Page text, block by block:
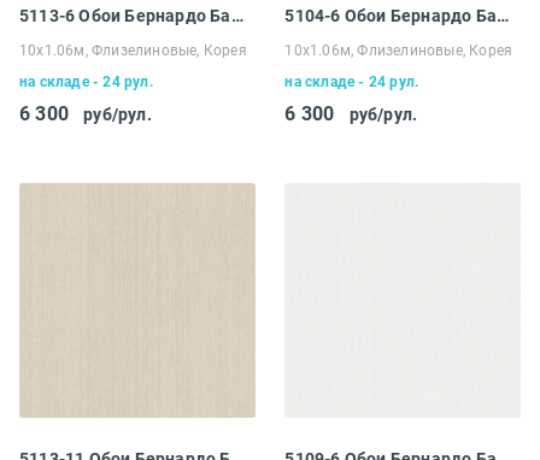
5113-6 Обои Бернардо Барталуччи Абрузо
10х1.06м, Флизелиновые, Корея
на складе - 24 рул.
6 300 руб/рул.
5104-6 Обои Бернардо Барталуччи Абрузо
10х1.06м, Флизелиновые, Корея
на складе - 24 рул.
6 300 руб/рул.